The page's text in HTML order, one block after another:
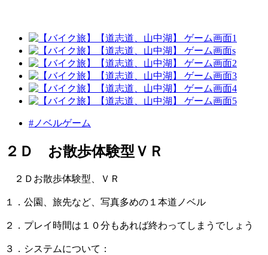
#ノベルゲーム
２Ｄ お散歩体験型ＶＲ
２Ｄお散歩体験型、ＶＲ
１．公園、旅先など、写真多めの１本道ノベル
２．プレイ時間は１０分もあれば終わってしまうでしょう
３．システムについて：